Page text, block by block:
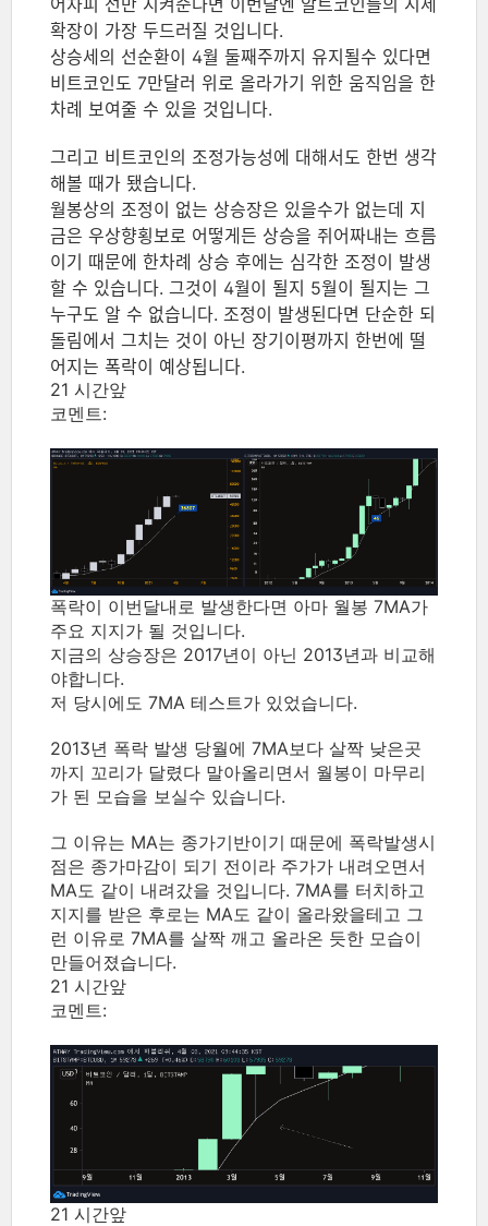
어차피 선만 지켜준다면 이번달엔 알트코인들의 시세
확장이 가장 두드러질 것입니다.
상승세의 선순환이 4월 둘째주까지 유지될수 있다면
비트코인도 7만달러 위로 올라가기 위한 움직임을 한
차례 보여줄 수 있을 것입니다.
그리고 비트코인의 조정가능성에 대해서도 한번 생각
해볼 때가 됐습니다.
월봉상의 조정이 없는 상승장은 있을수가 없는데 지
금은 우상향횡보로 어떻게든 상승을 쥐어짜내는 흐름
이기 때문에 한차례 상승 후에는 심각한 조정이 발생
할 수 있습니다. 그것이 4월이 될지 5월이 될지는 그
누구도 알 수 없습니다. 조정이 발생된다면 단순한 되
돌림에서 그치는 것이 아닌 장기이평까지 한번에 떨
어지는 폭락이 예상됩니다.
21 시간앞
코멘트:
폭락이 이번달내로 발생한다면 아마 월봉 7MA가
주요 지지가 될 것입니다.
지금의 상승장은 2017년이 아닌 2013년과 비교해
야합니다.
저 당시에도 7MA 테스트가 있었습니다.
2013년 폭락 발생 당월에 7MA보다 살짝 낮은곳
까지 꼬리가 달렸다 말아올리면서 월봉이 마무리
가 된 모습을 보실수 있습니다.
그 이유는 MA는 종가기반이기 때문에 폭락발생시
점은 종가마감이 되기 전이라 주가가 내려오면서
MA도 같이 내려갔을 것입니다. 7MA를 터치하고
지지를 받은 후로는 MA도 같이 올라왔을테고 그
런 이유로 7MA를 살짝 깨고 올라온 듯한 모습이
만들어졌습니다.
21 시간앞
코멘트:
21 시간앞